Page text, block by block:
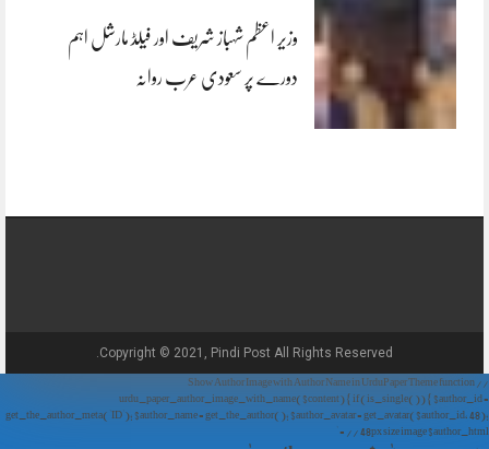
وزیر اعظم شہباز شریف اور فیلڈ مارشل اہم
دورے پر سعودی عرب روانہ
Copyright © 2021, Pindi Post All Rights Reserved.
// Show Author Image with Author Name in UrduPaper Theme function
urdu_paper_author_image_with_name($content) { if (is_single()) { $author_id =
get_the_author_meta('ID'); $author_name = get_the_author(); $author_avatar = get_avatar($author_id, 48);
// 48px size image $author_html = '